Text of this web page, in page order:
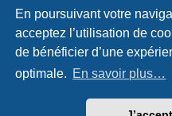
En poursuivant votre
acceptez l’utilisation de
de bénéficier d’une
optimale. En savoir plus…